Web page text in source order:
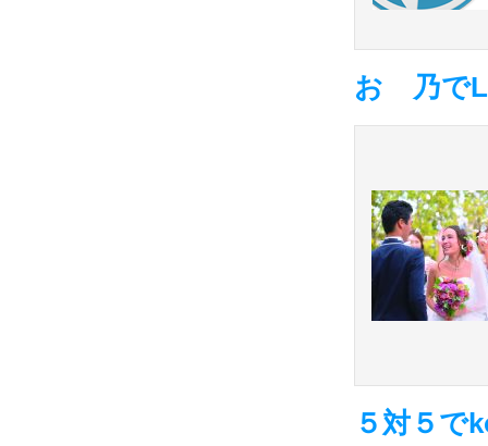
おゝ乃で
５対５で